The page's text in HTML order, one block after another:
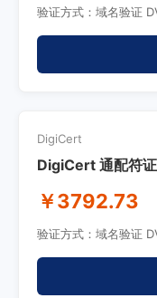
验证方式：域名验证
DigiCert
DigiCert 通配符
￥3792.73
验证方式：域名验证